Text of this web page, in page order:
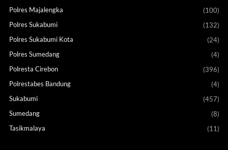
Polres Majalengka
(100)
Polres Sukabumi
(132)
Polres Sukabumi Kota
(24)
Polres Sumedang
(4)
Polresta Cirebon
(396)
Polrestabes Bandung
(4)
Sukabumi
(457)
Sumedang
(8)
Tasikmalaya
(11)